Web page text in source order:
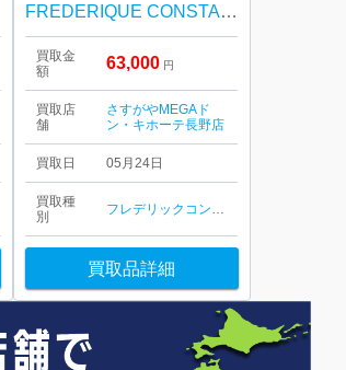
FREDERIQUE CONSTANT フレデリックコンスタント ヴィンテージ ラリー クロノグラフ
買取金
額
63,000 円
買取店
舗
さすがやMEGAド
ン・キホーテ長野店
買取日 05月24日
買取種
別
フレデリックコンスタント
買取品詳細